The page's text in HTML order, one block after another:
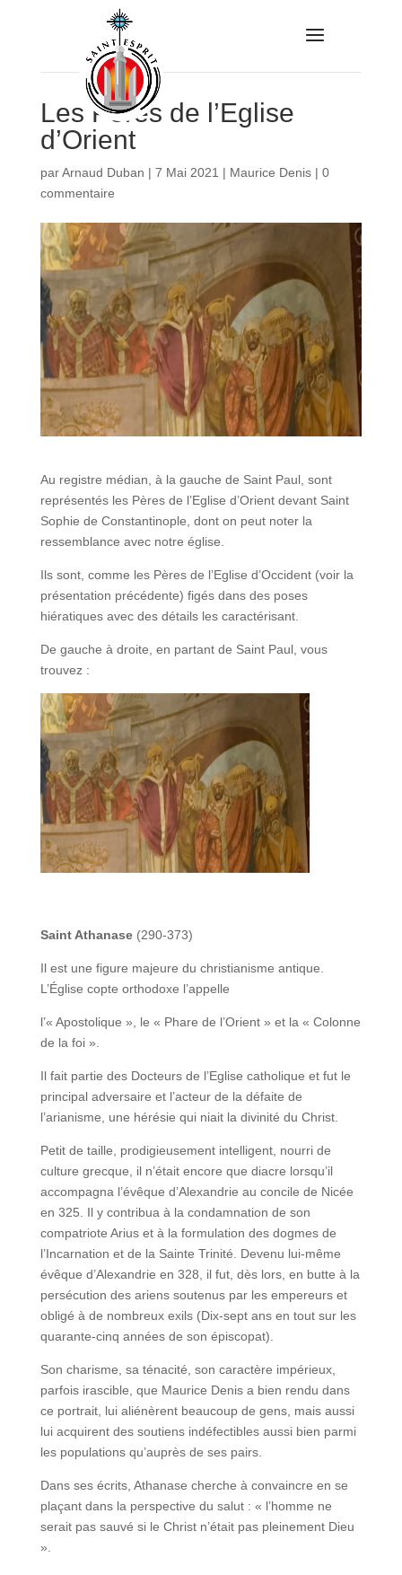
Les Pères de l’Eglise
d’Orient
parArnaud Duban | 7 Mai 2021 | Maurice Denis| 0
commentaire
Au registre médian, à la gauche de Saint Paul, sont
représentés les Pères de l’Eglise d’Orient devant Saint
Sophie de Constantinople, dont on peut noter la
ressemblance avec notre église.
Ils sont, comme les Pères de l’Eglise d’Occident (voir la
présentation précédente) figés dans des poses
hiératiques avec des détails les caractérisant.
De gauche à droite, en partant de Saint Paul, vous
trouvez :
Saint Athanase(290-373)
Il est une figure majeure du christianisme antique.
L’Église copte orthodoxe l’appelle
l’« Apostolique », le « Phare de l’Orient » et la « Colonne
de la foi ».
Il fait partie des Docteurs de l’Eglise catholique et fut le
principal adversaire et l’acteur de la défaite de
l’arianisme, une hérésie qui niait la divinité du Christ.
Petit de taille, prodigieusement intelligent, nourri de
culture grecque, il n’était encore que diacre lorsqu’il
accompagna l’évêque d’Alexandrie au concile de Nicée
en 325. Il y contribua à la condamnation de son
compatriote Arius et à la formulation des dogmes de
l’Incarnation et de la Sainte Trinité. Devenu lui-même
évêque d’Alexandrie en 328, il fut, dès lors, en butte à la
persécution des ariens soutenus par les empereurs et
obligé à de nombreux exils (Dix-sept ans en tout sur les
quarante-cinq années de son épiscopat).
Son charisme, sa ténacité, son caractère impérieux,
parfois irascible, que Maurice Denis a bien rendu dans
ce portrait, lui aliénèrent beaucoup de gens, mais aussi
lui acquirent des soutiens indéfectibles aussi bien parmi
les populations qu’auprès de ses pairs.
Dans ses écrits, Athanase cherche à convaincre en se
plaçant dans la perspective du salut : « l’homme ne
serait pas sauvé si le Christ n’était pas pleinement Dieu
».